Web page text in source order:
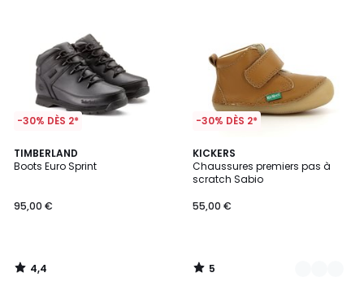
-30% DÈS 2*
TIMBERLAND
Boots Euro Sprint
95,00 €
4,4
/ 5
4,4
/
-30% DÈS 2*
KICKERS
Chaussures premiers pas à
scratch Sabio
55,00 €
5
/
5
2
Couleurs
5
/